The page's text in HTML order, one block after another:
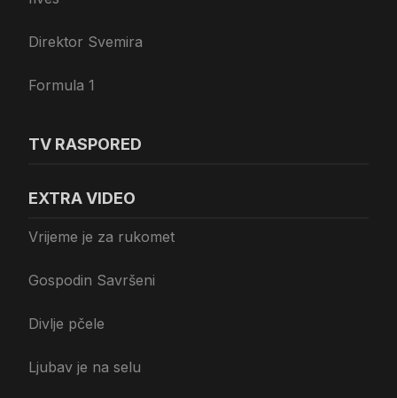
Direktor Svemira
Formula 1
TV RASPORED
EXTRA VIDEO
Vrijeme je za rukomet
Gospodin Savršeni
Divlje pčele
Ljubav je na selu